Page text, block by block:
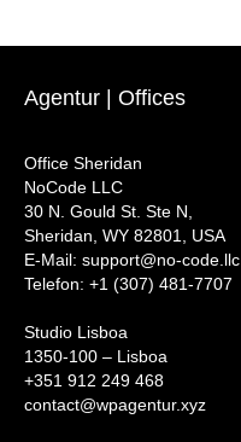
Agentur | Offices
Office Sheridan
NoCode LLC
30 N. Gould St. Ste N,
Sheridan, WY 82801, USA
‍E-Mail: support@no-code.llc
Telefon: +1 (307) 481-7707
Studio Lisboa
1350-100 – Lisboa
+351 912 249 468
contact@wpagentur.xyz